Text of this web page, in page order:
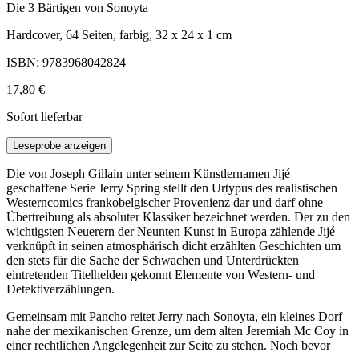
Die 3 Bärtigen von Sonoyta
Hardcover, 64 Seiten, farbig, 32 x 24 x 1 cm
ISBN: 9783968042824
17,80 €
Sofort lieferbar
Leseprobe anzeigen
Die von Joseph Gillain unter seinem Künstlernamen Jijé
geschaffene Serie Jerry Spring stellt den Urtypus des realistischen
Westerncomics frankobelgischer Provenienz dar und darf ohne
Übertreibung als absoluter Klassiker bezeichnet werden. Der zu den
wichtigsten Neuerern der Neunten Kunst in Europa zählende Jijé
verknüpft in seinen atmosphärisch dicht erzählten Geschichten um
den stets für die Sache der Schwachen und Unterdrückten
eintretenden Titelhelden gekonnt Elemente von Western- und
Detektiverzählungen.
Gemeinsam mit Pancho reitet Jerry nach Sonoyta, ein kleines Dorf
nahe der mexikanischen Grenze, um dem alten Jeremiah Mc Coy in
einer rechtlichen Angelegenheit zur Seite zu stehen. Noch bevor